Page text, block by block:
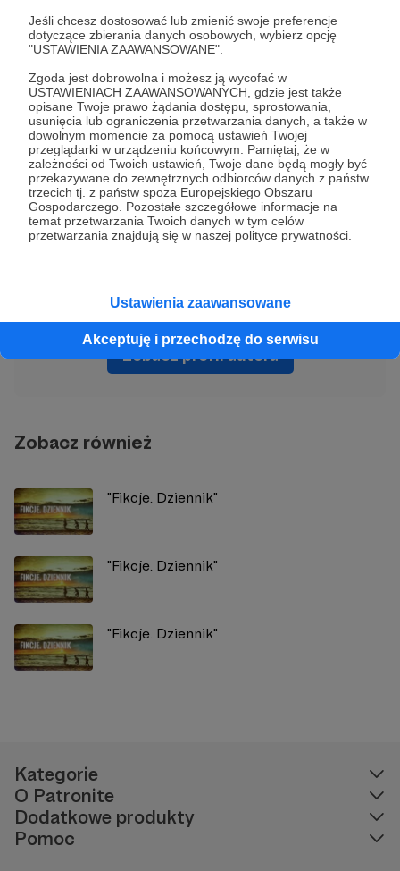
Jeśli chcesz dostosować lub zmienić swoje preferencje
dotyczące zbierania danych osobowych, wybierz opcję
"USTAWIENIA ZAAWANSOWANE".
Zgoda jest dobrowolna i możesz ją wycofać w
USTAWIENIACH ZAAWANSOWANYCH, gdzie jest także
opisane Twoje prawo żądania dostępu, sprostowania,
usunięcia lub ograniczenia przetwarzania danych, a także w
dowolnym momencie za pomocą ustawień Twojej
przeglądarki w urządzeniu końcowym. Pamiętaj, że w
zależności od Twoich ustawień, Twoje dane będą mogły być
przekazywane do zewnętrznych odbiorców danych z państw
trzecich tj. z państw spoza Europejskiego Obszaru
Gospodarczego. Pozostałe szczegółowe informacje na
temat przetwarzania Twoich danych w tym celów
przetwarzania znajdują się w naszej polityce prywatności.
Ustawienia zaawansowane
Akceptuję i przechodzę do serwisu
Aby zobaczyć ten materiał musisz być zalogowany
Zostań Patronem
Zaloguj się
Udostępnij
Marcin Zegadło
Zobacz profil autora
Zobacz również
"Fikcje. Dziennik"
"Fikcje. Dziennik"
"Fikcje. Dziennik"
Kategorie
O Patronite
Dodatkowe produkty
Pomoc